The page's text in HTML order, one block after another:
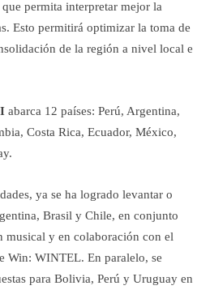
permita interpretar mejor la
Esto permitirá optimizar la toma de
de la región a nivel local e
abarca 12 países: Perú, Argentina,
Costa Rica, Ecuador, México,
ya se ha logrado levantar o
Brasil y Chile, en conjunto
musical y en colaboración con el
Win: WINTEL. En paralelo, se
para Bolivia, Perú y Uruguay en